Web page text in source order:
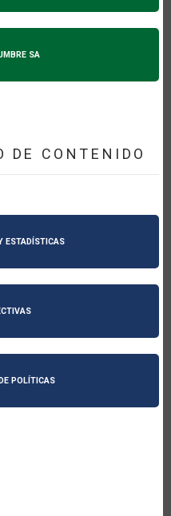
SA
DE CONTENIDO
ESTADÍSTICAS
POLÍTICAS